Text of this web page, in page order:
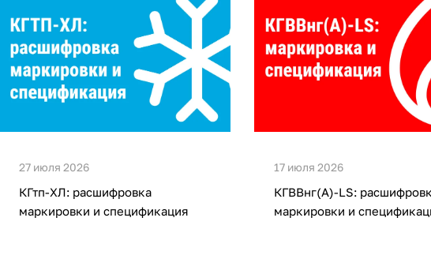
27 июля 2026
КГтп-ХЛ: расшифровка
маркировки и спецификация
17 июля 2026
КГВВнг(А)-LS:
маркировки и